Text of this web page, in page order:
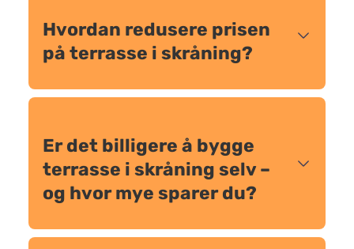
Hvordan redusere prisen
på terrasse i skråning?
Er det billigere å bygge
terrasse i skråning selv –
og hvor mye sparer du?